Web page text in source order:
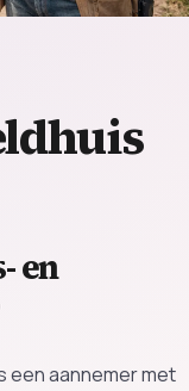
en
een aannemer met